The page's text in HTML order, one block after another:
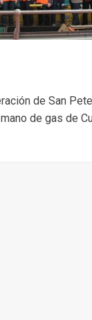
de San
de gas de